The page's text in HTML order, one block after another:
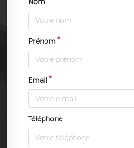
Nom
Prénom
Email
Téléphone